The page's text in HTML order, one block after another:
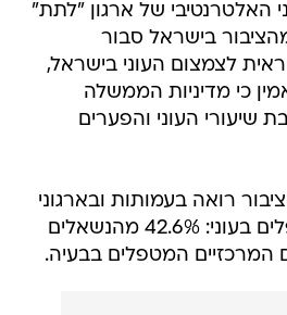
האלטרנטיבי של ארגון "לתת"
2015, כ-70% מהציבור בישראל סבור
לצמצום העוני בישראל,
מאמין כי מדיניות הממשלה
שיעורי העוני והפערים
רואה בעמותות ובארגוני
המגזר השלישי כמטפלים בעוני: 42.6% מהנשאלים
המרכזיים המטפלים בבעיה.